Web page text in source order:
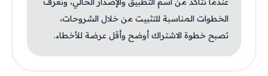
الخطوات المناسبة للتثبيت من خلال الشروحات،
تصبح خطوة الاشتراك أوضح وأقل عرضة للأخطاء.